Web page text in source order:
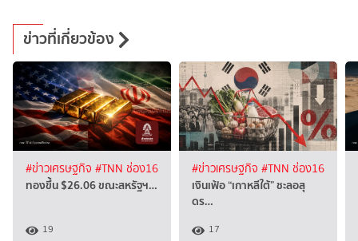
ข่าวที่เกี่ยวข้อง
#ข่าวเศรษฐกิจ #TNN ช่อง16
ทองขึ้น $26.06 ขณะสหรัฐฯ…
19
#ข่าวเศรษฐกิจ #TNN ช่อง16
เงินเฟ้อ “เกาหลีใต้” ชะลอสุ
ดร…
17